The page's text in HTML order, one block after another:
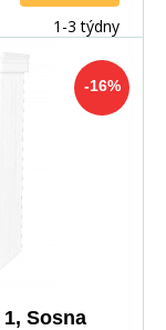
1-3 týdny
-16%
Sosna